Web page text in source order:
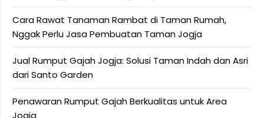
Cara Rawat Tanaman Rambat di Taman Rumah,
Nggak Perlu Jasa Pembuatan Taman Jogja
Jual Rumput Gajah Jogja: Solusi Taman Indah dan Asri
dari Santo Garden
Penawaran Rumput Gajah Berkualitas untuk Area
Jogja